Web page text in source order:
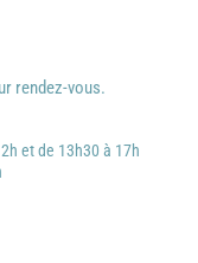
rendez-vous.
et de 13h30 à 17h